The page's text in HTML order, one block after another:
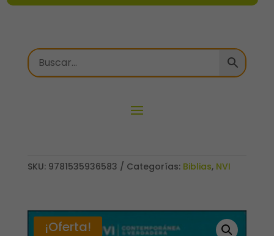
SKU: 9781535936583 Categorías: Biblias, NVI
¡Oferta!